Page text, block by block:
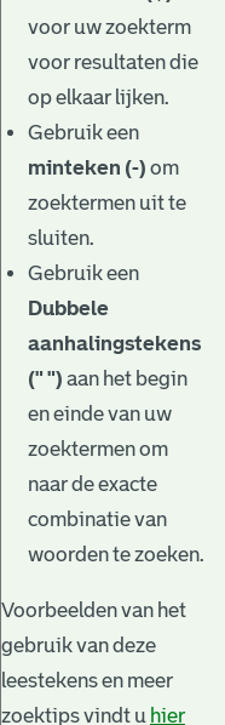
voor uw zoekterm
voor resultaten die
op elkaar lijken.
Gebruik een
minteken (-) om
zoektermen uit te
sluiten.
Gebruik een
Dubbele
aanhalingstekens
(" ") aan het begin
en einde van uw
zoektermen om
naar de exacte
combinatie van
woorden te zoeken.
Voorbeelden van het
gebruik van deze
leestekens en meer
zoektips vindt u hier